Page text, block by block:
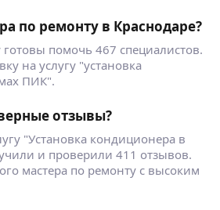
по ремонту в Краснодаре?
помочь 467 специалистов.
на услугу "установка
ПИК".
отзывы?
"Установка кондиционера в
и проверили 411 отзывов.
мастера по ремонту с высоким